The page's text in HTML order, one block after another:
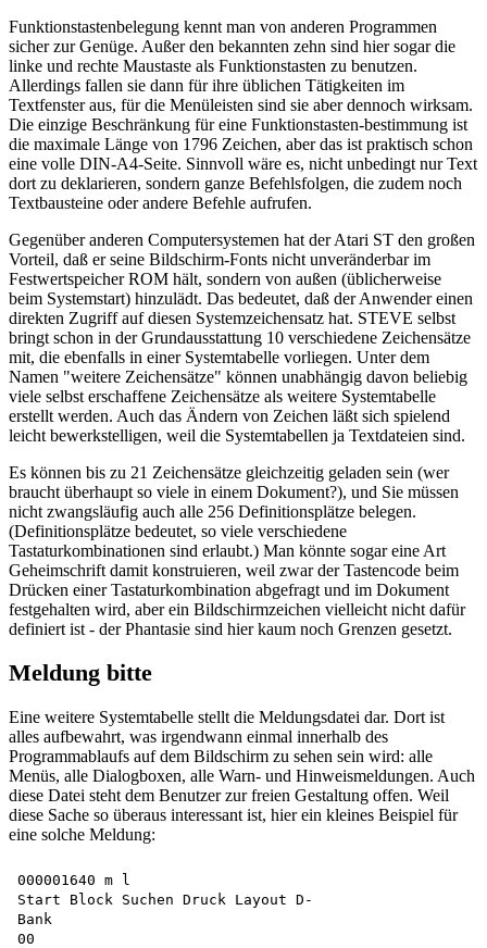
Funktionstastenbelegung kennt man von anderen Programmen
sicher zur Genüge. Außer den bekannten zehn sind hier sogar die
linke und rechte Maustaste als Funktionstasten zu benutzen.
Allerdings fallen sie dann für ihre üblichen Tätigkeiten im
Textfenster aus, für die Menüleisten sind sie aber dennoch wirksam.
Die einzige Beschränkung für eine Funktionstasten-bestimmung ist
die maximale Länge von 1796 Zeichen, aber das ist praktisch schon
eine volle DIN-A4-Seite. Sinnvoll wäre es, nicht unbedingt nur Text
dort zu deklarieren, sondern ganze Befehlsfolgen, die zudem noch
Textbausteine oder andere Befehle aufrufen.
Gegenüber anderen Computersystemen hat der Atari ST den großen
Vorteil, daß er seine Bildschirm-Fonts nicht unveränderbar im
Festwertspeicher ROM hält, sondern von außen (üblicherweise
beim Systemstart) hinzulädt. Das bedeutet, daß der Anwender einen
direkten Zugriff auf diesen Systemzeichensatz hat. STEVE selbst
bringt schon in der Grundausstattung 10 verschiedene Zeichensätze
mit, die ebenfalls in einer Systemtabelle vorliegen. Unter dem
Namen "weitere Zeichensätze" können unabhängig davon beliebig
viele selbst erschaffene Zeichensätze als weitere Systemtabelle
erstellt werden. Auch das Ändern von Zeichen läßt sich spielend
leicht bewerkstelligen, weil die Systemtabellen ja Textdateien sind.
Es können bis zu 21 Zeichensätze gleichzeitig geladen sein (wer
braucht überhaupt so viele in einem Dokument?), und Sie müssen
nicht zwangsläufig auch alle 256 Definitionsplätze belegen.
(Definitionsplätze bedeutet, so viele verschiedene
Tastaturkombinationen sind erlaubt.) Man könnte sogar eine Art
Geheimschrift damit konstruieren, weil zwar der Tastencode beim
Drücken einer Tastaturkombination abgefragt und im Dokument
festgehalten wird, aber ein Bildschirmzeichen vielleicht nicht dafür
definiert ist - der Phantasie sind hier kaum noch Grenzen gesetzt.
Meldung bitte
Eine weitere Systemtabelle stellt die Meldungsdatei dar. Dort ist
alles aufbewahrt, was irgendwann einmal innerhalb des
Programmablaufs auf dem Bildschirm zu sehen sein wird: alle
Menüs, alle Dialogboxen, alle Warn- und Hinweismeldungen. Auch
diese Datei steht dem Benutzer zur freien Gestaltung offen. Weil
diese Sache so überaus interessant ist, hier ein kleines Beispiel für
eine solche Meldung:
000001640 m l
Start Block Suchen Druck Layout D-
Bank
00